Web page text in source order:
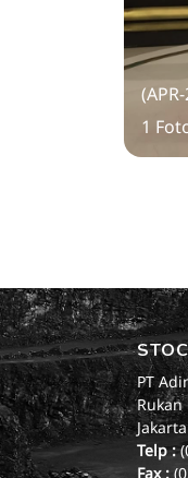
1
PT
Rukan
Telp :
Fax :